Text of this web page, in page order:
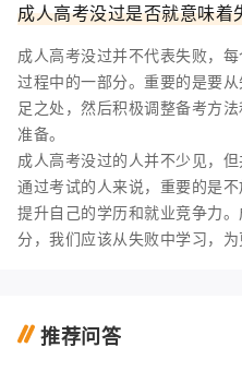
成人高考没过是否就意味着
成人高考没过并不代表失败，
过程中的一部分。重要的是要
足之处，然后积极调整备考方
准备。
成人高考没过的人并不少见，
通过考试的人来说，重要的是
提升自己的学历和就业竞争力
分，我们应该从失败中学习，为
推荐问答